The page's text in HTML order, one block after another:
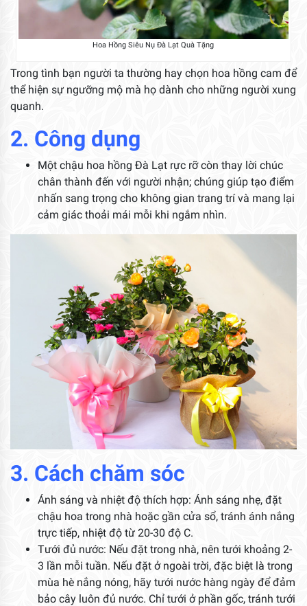
Hoa Hồng Siêu Nụ Đà Lạt Quà Tặng
Trong tình bạn người ta thường hay chọn hoa hồng cam để
thể hiện sự ngưỡng mộ mà họ dành cho những người xung
quanh.
2. Công dụng
Một chậu hoa hồng Đà Lạt rực rỡ còn thay lời chúc
chân thành đến với người nhận; chúng giúp tạo điểm
nhấn sang trọng cho không gian trang trí và mang lại
cảm giác thoải mái mỗi khi ngắm nhìn.
3. Cách chăm sóc
Ánh sáng và nhiệt độ thích hợp: Ánh sáng nhẹ, đặt
chậu hoa trong nhà hoặc gần cửa sổ, tránh ánh nắng
trực tiếp, nhiệt độ từ 20-30 độ C.
Tưới đủ nước: Nếu đặt trong nhà, nên tưới khoảng 2-
3 lần mỗi tuần. Nếu đặt ở ngoài trời, đặc biệt là trong
mùa hè nắng nóng, hãy tưới nước hàng ngày để đảm
bảo cây luôn đủ nước. Chỉ tưới ở phần gốc, tránh tưới